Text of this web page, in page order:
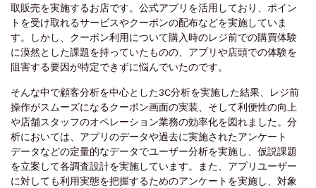
取販売を実施するお店です。公式アプリを活用しており、ポイン
トを受け取れるサービスやクーポンの配布などを実施していま
す。しかし、クーポン利用について購入時のレジ前での購買体験
に漠然とした課題を持っていたものの、アプリや店頭での体験を
阻害する要因が特定できずに悩んでいたのです。
そんな中で顧客分析を中心とした3C分析を実施した結果、レジ前
操作がスムーズになるクーポン画面の実装、そして利便性の向上
や店舗スタッフのオペレーション業務の効率化を図れました。分
析においては、アプリのデータや過去に実施されたアンケート
データなどの定量的なデータでユーザー分析を実施し、仮説課題
を立案して各調査設計を実施しています。また、アプリユーザー
に対しても利用実態を把握するためのアンケートを実施し、対象